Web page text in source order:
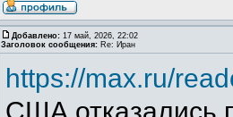
Добавлено: 17 май, 2026, 22:02
Заголовок сообщения: Re: Иран
https://max.ru/